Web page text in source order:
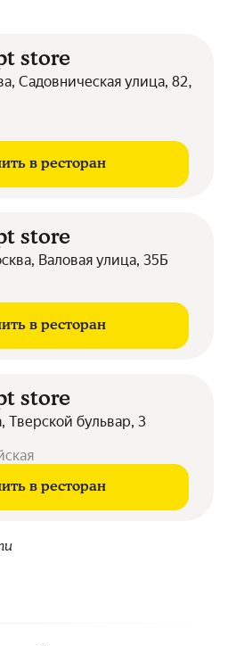
store
Садовническая улица, 82,
в ресторан
store
Валовая улица, 35Б
в ресторан
store
Тверской бульвар, 3
в ресторан